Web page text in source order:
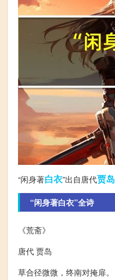
“闲身著白衣”出自唐代贾岛
“闲身著白衣”全诗
《荒斋》
唐代 贾岛
草合径微微，终南对掩扉。